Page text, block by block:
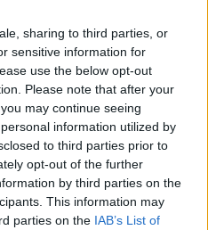
sharing to third parties, or
sensitive information for
use the below opt-out
Please note that after your
may continue seeing
information utilized by
to third parties prior to
opt-out of the further
by third parties on the
This information may
parties on the IAB’s List of
10:38
και στην
τηγάνι με αρσενικό –
κουζίνα σας
10:30
ειδήσεις